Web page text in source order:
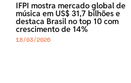
IFPI mostra mercado global de
música em US$ 31,7 bilhões e
destaca Brasil no top 10 com
crescimento de 14%
18/03/2026